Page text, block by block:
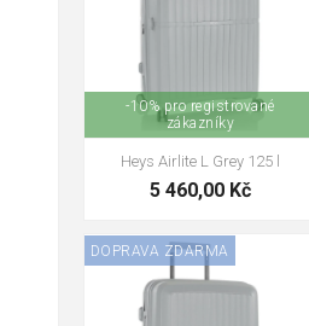
-10% pro registrované
zákazníky
Heys Airlite L Grey 125 l
5 460,00 Kč
DOPRAVA ZDARMA